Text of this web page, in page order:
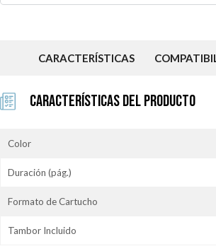
CARACTERÍSTICAS
Características del Producto
Color
Duración (pág.)
Formato de Cartucho
Tambor Incluido